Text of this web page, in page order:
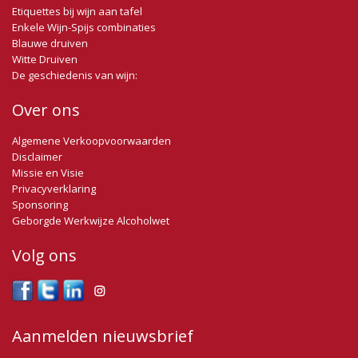
voorzien van het muselet. Dit muselet voorkomt dat de kurk
door de koolzuurdruk uit de fles geperst wordt. De hals wordt
omwikkeld met aluminiumfolie en de fles met parelende inhoud
is klaar om geconsumeerd te worden.
De wijn heeft een fijne mousse die lang nablijft.
Etiquettes bij wijn aan tafel
Enkele Wijn-Spijs combinaties
Blauwe druiven
Witte Druiven
De geschiedenis van wijn:
Over ons
Algemene Verkoopvoorwaarden
Disclaimer
Missie en Visie
Privacyverklaring
Sponsoring
Geborgde Werkwijze Alcoholwet
Volg ons
Aanmelden nieuwsbrief